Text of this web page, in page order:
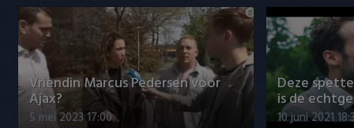
Vriendin Marcus Pedersen voor
Ajax?
5 mei 2023 17:00
Deze
is de
10 juni 2021